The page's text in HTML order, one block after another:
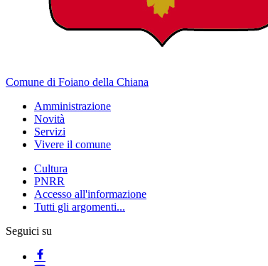
Comune di Foiano della Chiana
Amministrazione
Novità
Servizi
Vivere il comune
Cultura
PNRR
Accesso all'informazione
Tutti gli argomenti...
Seguici su